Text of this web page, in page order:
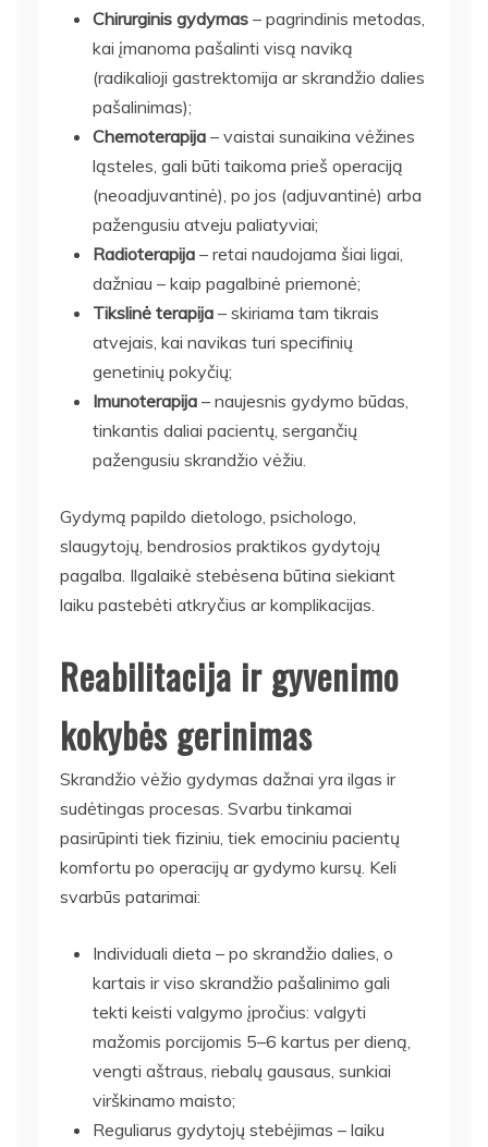
Chirurginis gydymas – pagrindinis metodas,
kai įmanoma pašalinti visą naviką
(radikalioji gastrektomija ar skrandžio dalies
pašalinimas);
Chemoterapija – vaistai sunaikina vėžines
ląsteles, gali būti taikoma prieš operaciją
(neoadjuvantinė), po jos (adjuvantinė) arba
pažengusiu atveju paliatyviai;
Radioterapija – retai naudojama šiai ligai,
dažniau – kaip pagalbinė priemonė;
Tikslinė terapija – skiriama tam tikrais
atvejais, kai navikas turi specifinių
genetinių pokyčių;
Imunoterapija – naujesnis gydymo būdas,
tinkantis daliai pacientų, sergančių
pažengusiu skrandžio vėžiu.
Gydymą papildo dietologo, psichologo,
slaugytojų, bendrosios praktikos gydytojų
pagalba. Ilgalaikė stebėsena būtina siekiant
laiku pastebėti atkryčius ar komplikacijas.
Reabilitacija ir gyvenimo
kokybės gerinimas
Skrandžio vėžio gydymas dažnai yra ilgas ir
sudėtingas procesas. Svarbu tinkamai
pasirūpinti tiek fiziniu, tiek emociniu pacientų
komfortu po operacijų ar gydymo kursų. Keli
svarbūs patarimai:
Individuali dieta – po skrandžio dalies, o
kartais ir viso skrandžio pašalinimo gali
tekti keisti valgymo įpročius: valgyti
mažomis porcijomis 5–6 kartus per dieną,
vengti aštraus, riebalų gausaus, sunkiai
virškinamo maisto;
Reguliarus gydytojų stebėjimas – laiku